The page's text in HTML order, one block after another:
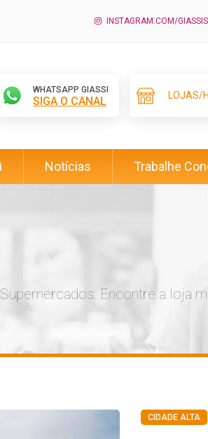
INSTAGRAM.COM/
WHATSAPP GIASSI
SIGA O CANAL LOJAS/
Notícias Trabalhe
Encontre a loja
CIDADE ALTA